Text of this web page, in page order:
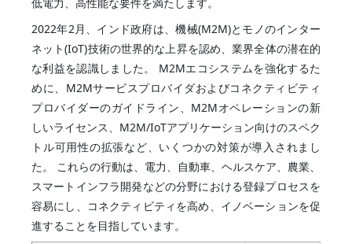
2022年2月、インド政府は、機械(M2M)とモノのインター
ネット(IoT)技術の世界的な上昇を認め、業界全体の潜在的
な利益を認識しました。 M2Mエコシステムを強化するた
めに、M2Mサービスプロバイダおよびコネクティビティ
プロバイダーのガイドライン、M2Mオペレーションの新
しいライセンス、M2M/IoTアプリケーション向けのスペク
トル可用性の拡張など、いくつかの対策が導入されまし
た。 これらの行動は、電力、自動車、ヘルスケア、農業、
スマートインフラ開発などの分野における登録プロセスを
容易にし、コネクティビティを高め、イノベーションを促
進することを目指しています。